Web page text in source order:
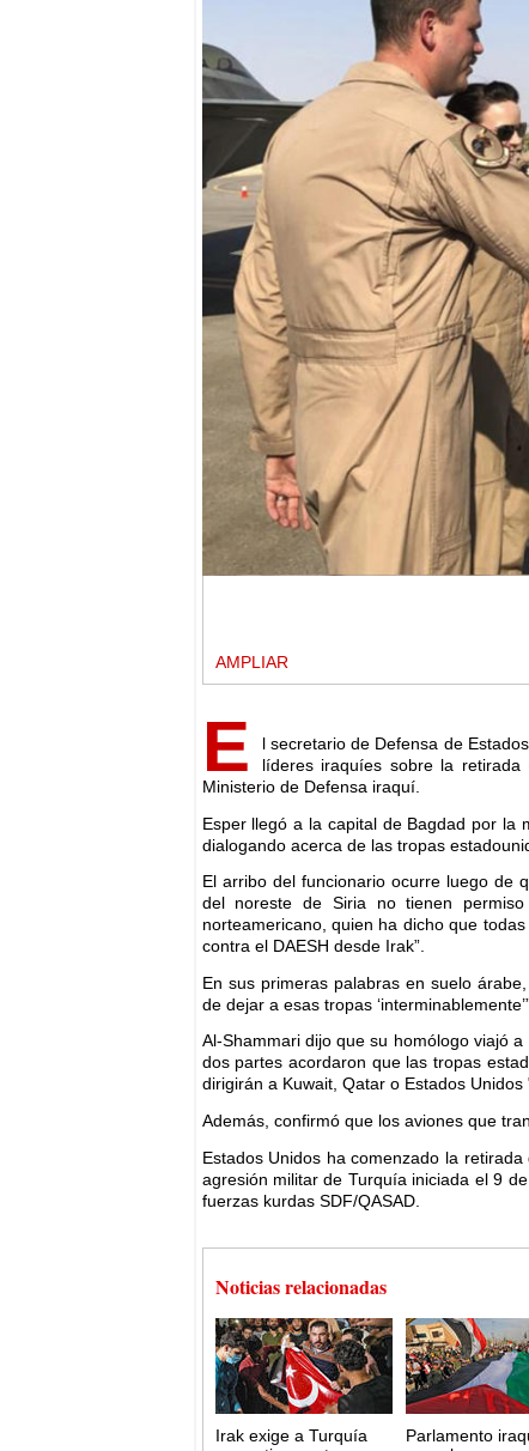
AMPLIAR
E
l secretario de Defensa de
líderes iraquíes sobre la
Ministerio de Defensa iraquí.
Esper llegó a la capital de Bagdad por la
dialogando acerca de las tropas
El arribo del funcionario ocurre luego de
del noreste de Siria no tienen
norteamericano, quien ha dicho que
contra el DAESH desde Irak”.
En sus primeras palabras en suelo
de dejar a esas tropas
Al-Shammari dijo que su homólogo viajó
dos partes acordaron que las tropas
dirigirán a Kuwait, Qatar o Estados
Además, confirmó que los aviones que
Estados Unidos ha comenzado la
agresión militar de Turquía iniciada el 9
fuerzas kurdas SDF/QASAD.
Noticias relacionadas
Irak exige a Turquía
Parlamento